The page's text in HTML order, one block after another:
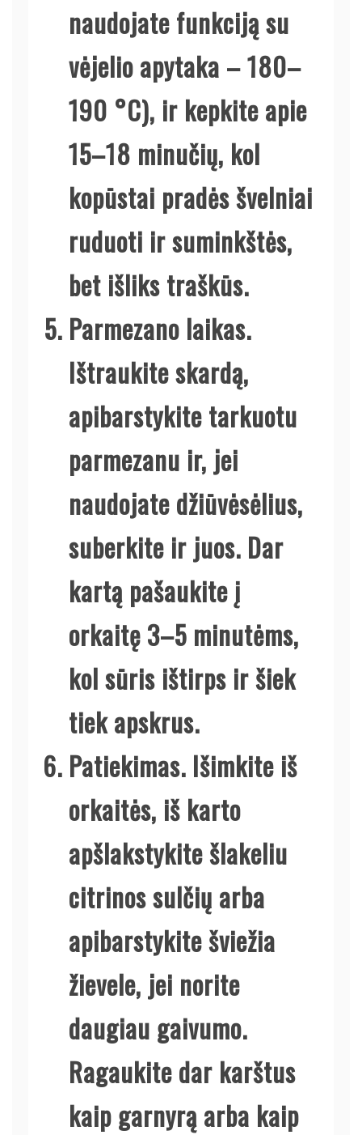
naudojate funkciją su
vėjelio apytaka – 180–
190 °C), ir kepkite apie
15–18 minučių, kol
kopūstai pradės švelniai
ruduoti ir suminkštės,
bet išliks traškūs.
Parmezano laikas.
Ištraukite skardą,
apibarstykite tarkuotu
parmezanu ir, jei
naudojate džiūvėsėlius,
suberkite ir juos. Dar
kartą pašaukite į
orkaitę 3–5 minutėms,
kol sūris ištirps ir šiek
tiek apskrus.
Patiekimas. Išimkite iš
orkaitės, iš karto
apšlakstykite šlakeliu
citrinos sulčių arba
apibarstykite šviežia
žievele, jei norite
daugiau gaivumo.
Ragaukite dar karštus
kaip garnyrą arba kaip